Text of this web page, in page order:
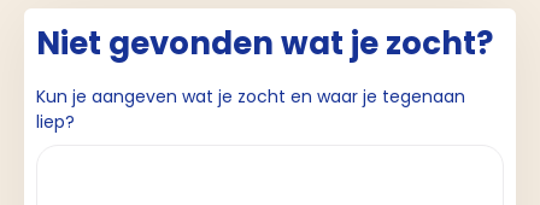
Niet gevonden wat je zocht?
Kun je aangeven wat je zocht en waar je tegenaan
liep?